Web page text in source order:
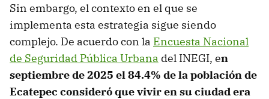
Sin embargo, el contexto en el que se
implementa esta estrategia sigue siendo
complejo. De acuerdo con la Encuesta Nacional
de Seguridad Pública Urbana del INEGI, en
septiembre de 2025 el 84.4% de la población de
Ecatepec consideró que vivir en su ciudad era